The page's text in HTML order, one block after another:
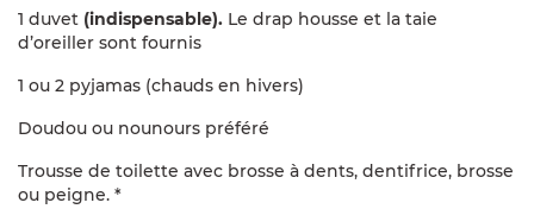
2) Aborder un thème environnemental, différent
chaque semaine.
Il pourra être en lien direct avec l’écologie tels que les
énergies renouvelables, les déchets, l’eau, l’éco-
construction; les petites bêtes du jardin... Le rapport
pour aborder leur mode de vie respectueux de la terre et
des animaux, ou une activité manuelle réalisée à partir de
1 duvet (indispensable). Le drap housse et la taie
d’oreiller sont fournis
1 ou 2 pyjamas (chauds en hivers)
Doudou ou nounours préféré
Trousse de toilette avec brosse à dents, dentifrice, brosse
ou peigne. *